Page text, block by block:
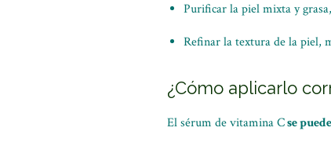
Purificar la piel mixta y
Refinar la textura de la piel,
¿Cómo aplicarlo
El sérum de vitamina Cse